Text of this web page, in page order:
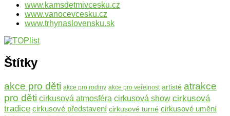
www.kamsdetmivcesku.cz
www.vanocevcesku.cz
www.trhynaslovensku.sk
Štítky
akce pro děti akce pro rodiny akce pro veřejnost artisté atrakce
pro děti cirkusová atmosféra cirkusová show cirkusová
tradice cirkusové představení cirkusové turné cirkusové umění